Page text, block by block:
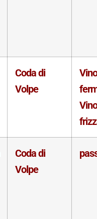
Coda di
Volpe
Vino
Vino
Coda di
Volpe